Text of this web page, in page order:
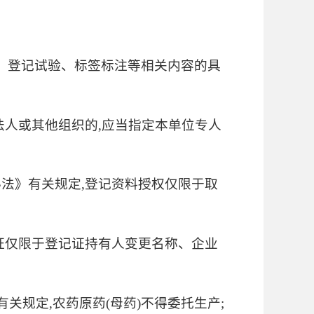
登记试验、标签标注等相关内容的具
或其他组织的,应当指定本单位专人
》有关规定,登记资料授权仅限于取
限于登记证持有人变更名称、企业
关规定,农药原药(母药)不得委托生产;